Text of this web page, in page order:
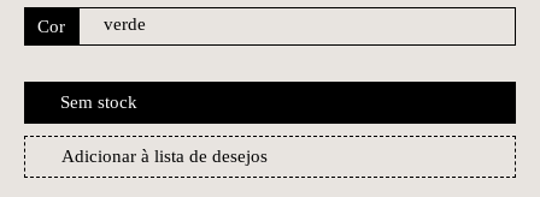
Cor
Sem stock
Adicionar à lista de desejos